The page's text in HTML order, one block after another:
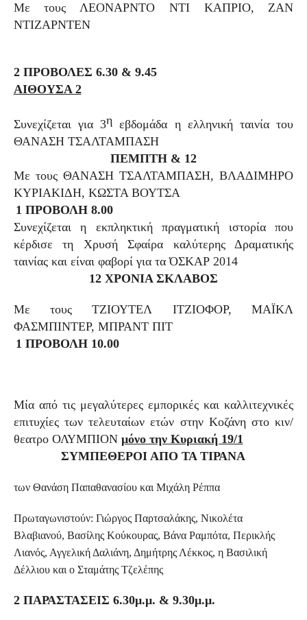
Με τους ΛΕΟΝΑΡΝΤΟ ΝΤΙ ΚΑΠΡΙΟ, ΖΑΝ
ΝΤΙΖΑΡΝΤΕΝ
2 ΠΡΟΒΟΛΕΣ 6.30 & 9.45
ΑΙΘΟΥΣΑ 2
Συνεχίζεται για 3η εβδομάδα η ελληνική ταινία του
ΘΑΝΑΣΗ ΤΣΑΛΤΑΜΠΑΣΗ
ΠΕΜΠΤΗ & 12
Με τους ΘΑΝΑΣΗ ΤΣΑΛΤΑΜΠΑΣΗ, ΒΛΑΔΙΜΗΡΟ
ΚΥΡΙΑΚΙΔΗ, ΚΩΣΤΑ ΒΟΥΤΣΑ
1 ΠΡΟΒΟΛΗ 8.00
Συνεχίζεται η εκπληκτική πραγματική ιστορία που
κέρδισε τη Χρυσή Σφαίρα καλύτερης Δραματικής
ταινίας και είναι φαβορί για τα ΌΣΚΑΡ 2014
12 ΧΡΟΝΙΑ ΣΚΛΑΒΟΣ
Με τους ΤΖΙΟΥΤΕΛ ΙΤΖΙΟΦΟΡ, ΜΑΪΚΛ
ΦΑΣΜΠΙΝΤΕΡ, ΜΠΡΑΝΤ ΠΙΤ
1 ΠΡΟΒΟΛΗ 10.00
Μία από τις μεγαλύτερες εμπορικές και καλλιτεχνικές
επιτυχίες των τελευταίων ετών στην Κοζάνη στο κιν/
θεατρο ΟΛΥΜΠΙΟΝ μόνο την Κυριακή 19/1
ΣΥΜΠΕΘΕΡΟΙ ΑΠΟ ΤΑ ΤΙΡΑΝΑ
των Θανάση Παπαθανασίου και Μιχάλη Ρέππα
Πρωταγωνιστούν: Γιώργος Παρτσαλάκης, Νικολέτα
Βλαβιανού, Βασίλης Κούκουρας, Βάνα Ραμπότα, Περικλής
Λιανός, Αγγελική Δαλιάνη, Δημήτρης Λέκκος, η Βασιλική
Δέλλιου και ο Σταμάτης Τζελέπης
2 ΠΑΡΑΣΤΑΣΕΙΣ 6.30μ.μ. & 9.30μ.μ.